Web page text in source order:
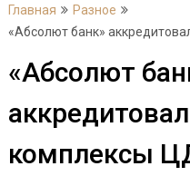
Главная
Разное
«Абсолют банк»
«Абсолют
комплексы